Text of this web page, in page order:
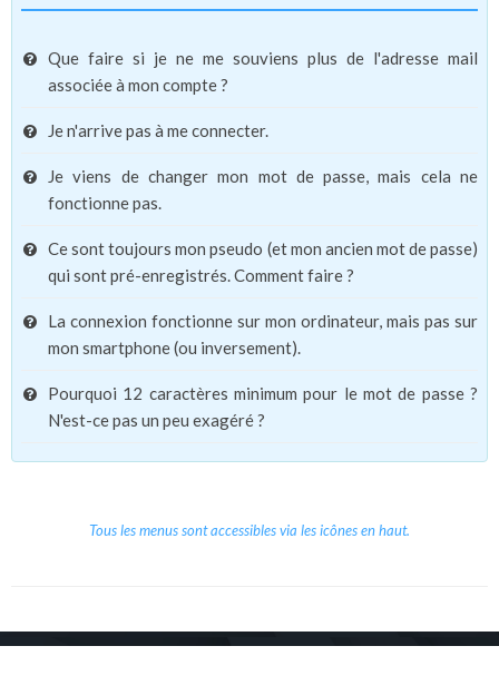
Que faire si je ne me souviens plus de l'adresse mail
associée à mon compte ?
Je n'arrive pas à me connecter.
Je viens de changer mon mot de passe, mais cela ne
fonctionne pas.
Ce sont toujours mon pseudo (et mon ancien mot de passe)
qui sont pré-enregistrés. Comment faire ?
La connexion fonctionne sur mon ordinateur, mais pas sur
mon smartphone (ou inversement).
Pourquoi 12 caractères minimum pour le mot de passe ?
N'est-ce pas un peu exagéré ?
Tous les menus sont accessibles via les icônes en haut.